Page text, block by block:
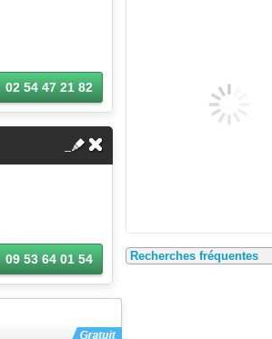
02 54 47 21 82
09 53 64 01 54